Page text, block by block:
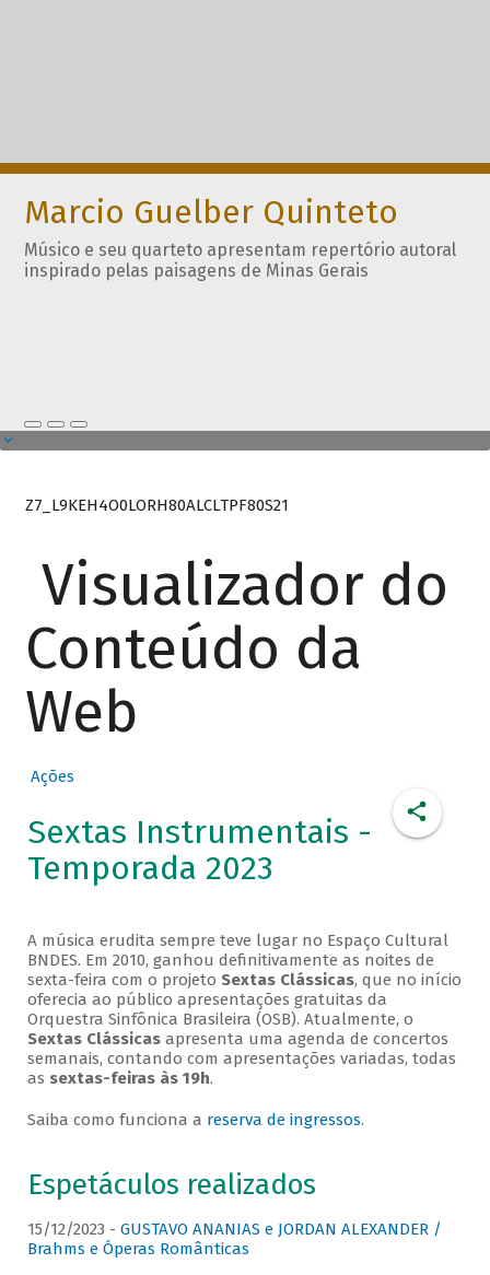
Marcio Guelber Quinteto
Músico e seu quarteto apresentam repertório autoral
inspirado pelas paisagens de Minas Gerais
Z7_L9KEH4O0LORH80ALCLTPF80S21
Visualizador do
Conteúdo da
Web
Ações
Sextas Instrumentais -
Temporada 2023
A música erudita sempre teve lugar no Espaço Cultural
BNDES. Em 2010, ganhou definitivamente as noites de
sexta-feira com o projeto Sextas Clássicas, que no início
oferecia ao público apresentações gratuitas da
Orquestra Sinfônica Brasileira (OSB). Atualmente, o
Sextas Clássicasapresenta uma agenda de concertos
semanais, contando com apresentações variadas, todas
as sextas-feiras às 19h.
Saiba como funciona a reserva de ingressos.
Espetáculos realizados
15/12/2023 - GUSTAVO ANANIAS e JORDAN ALEXANDER /
Brahms e Óperas Românticas